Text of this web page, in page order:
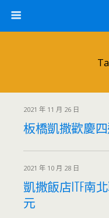
2021 年 11 月 26 日
板橋凱撒歡慶
2021 年 10 月 28 日
凱撒飯店ITF南
元